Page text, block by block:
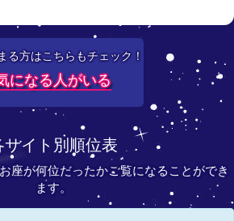
る方はこちらもチェック！
になる人がいる
サイト別順位表
座が何位だったかご覧になることができ
ます。